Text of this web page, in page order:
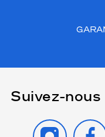
Suivez-nous
INSTAGRAM